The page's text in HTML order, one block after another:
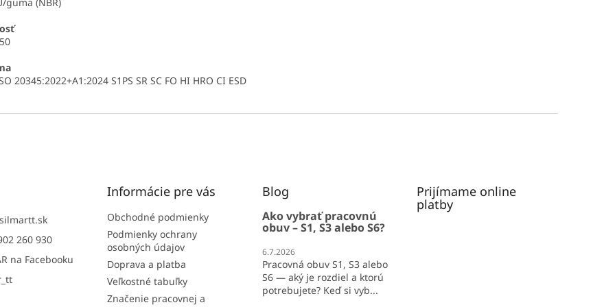
20345:2022+A1:2024 S1PS SR SC FO HI HRO CI ESD
silmartt.sk
260 930
na Facebooku
Informácie pre vás
Obchodné podmienky
Podmienky ochrany
osobných údajov
Doprava a platba
Veľkostné tabuľky
Značenie pracovnej a
Blog
Ako vybrať pracovnú
obuv – S1, S3 alebo S6?
6.7.2026
Pracovná obuv S1, S3 alebo
S6 — aký je rozdiel a ktorú
potrebujete? Keď si vyb...
Prijímame online
platby